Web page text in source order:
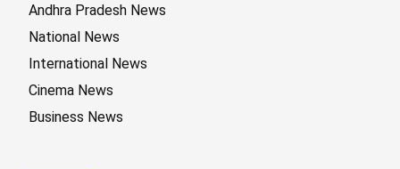
Andhra Pradesh News
National News
International News
Cinema News
Business News